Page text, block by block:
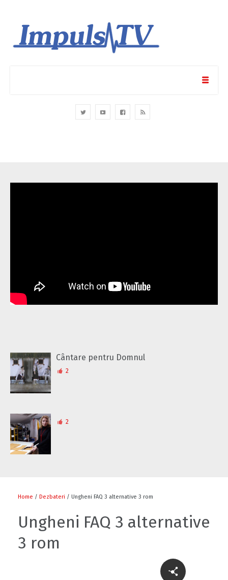
Cântare pentru Domnul
2
2
Progresul și parteneriatul, suport pentru
dezvoltarea economică
Home / Dezbateri / Ungheni FAQ 3 alternative 3 rom
Ungheni FAQ 3 alternative
3 rom